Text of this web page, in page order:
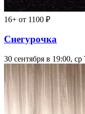
16+ от 1100 ₽
Снегурочка
30 сентября в 19:00, ср